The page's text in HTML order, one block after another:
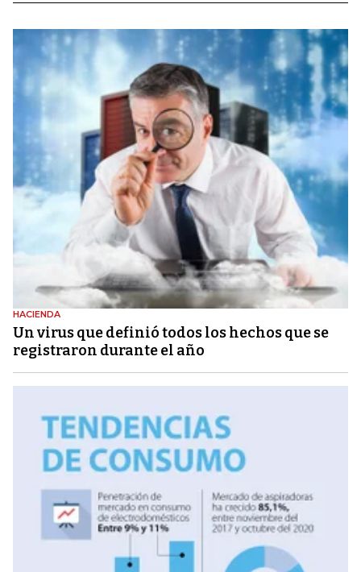
HACIENDA
Un virus que definió todos los hechos que se
registraron durante el año